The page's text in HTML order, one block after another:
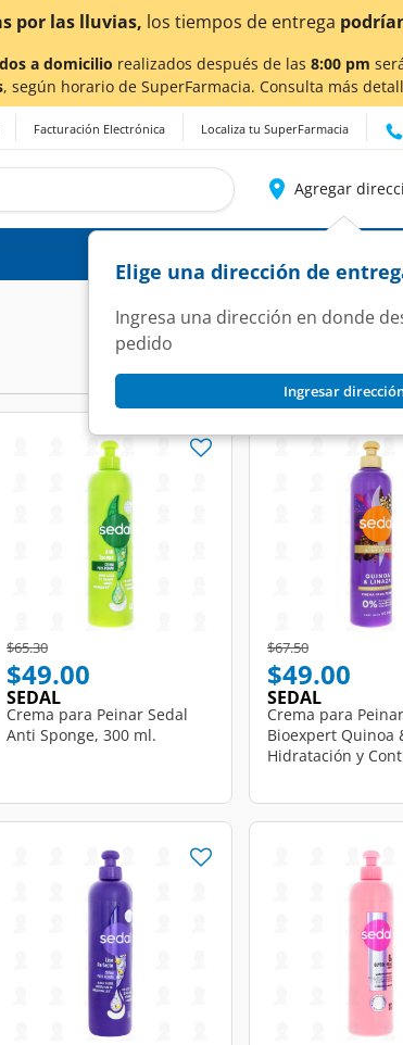
por las lluvias, los tiempos de entrega
a domicilio realizados después de las 8:00 pm
, según horario de SuperFarmacia. Consulta más
Facturación Electrónica Localiza tu SuperFarmacia
Agregar
Elige una dirección de
Ingresa una dirección en donde
pedido
Ingresar
Price reduced from
$65.30to
$49.00
SEDAL
Crema para Peinar Sedal
Anti Sponge, 300 ml.
Price reduced from
$67.50to
$49.00
SEDAL
Crema para
Bioexpert Quinoa
Hidratación y